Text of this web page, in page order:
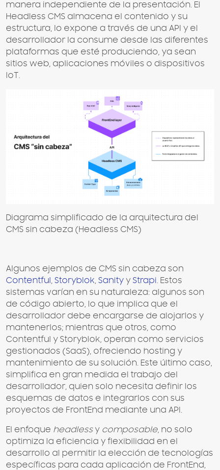
manera independiente de la presentación. El
Headless CMS almacena el contenido y su
estructura, lo expone a través de una API y el
desarrollador la consume desde las diferentes
plataformas que esté produciendo, ya sean
sitios web, aplicaciones móviles o dispositivos
IoT.
Diagrama simplificado de la arquitectura del
CMS sin cabeza (Headless CMS)
Algunos ejemplos de CMS sin cabeza son
Contentful , Storyblok, Sanity y Strapi. Estos
sistemas varían en su naturaleza: algunos son
de código abierto, lo que implica que el
desarrollador debe encargarse de alojarlos y
mantenerlos; mientras que otros, como
Contentful y Storyblok, operan como servicios
gestionados (SaaS), ofreciendo hosting y
mantenimiento de su solución. Este último caso,
simplifica en gran medida el trabajo del
desarrollador, quien solo necesita definir los
esquemas de datos e integrarlos con sus
proyectos de FrontEnd mediante una API.
El enfoque headlessy composable, no solo
optimiza la eficiencia y flexibilidad en el
desarrollo al permitir la elección de tecnologías
específicas para cada aplicación de FrontEnd,